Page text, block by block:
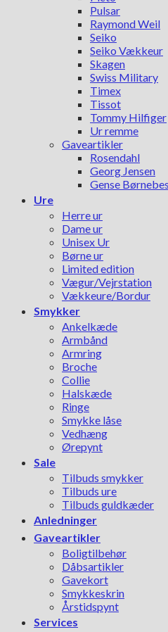
Pulsar
Raymond Weil
Seiko
Seiko Vækkeur
Skagen
Swiss Military
Timex
Tissot
Tommy Hilfiger
Ur remme
Gaveartikler
Rosendahl
Georg Jensen
Gense
Ure
Herre ur
Dame ur
Unisex Ur
Børne ur
Limited edition
Vægur/Vejrstation
Vækkeure/Bordur
Smykker
Ankelkæde
Armbånd
Armring
Broche
Collie
Halskæde
Ringe
Smykke låse
Vedhæng
Ørepynt
Sale
Tilbuds smykker
Tilbuds ure
Tilbuds guldkæder
Anledninger
Gaveartikler
Boligtilbehør
Dåbsartikler
Gavekort
Smykkeskrin
Årstidspynt
Services